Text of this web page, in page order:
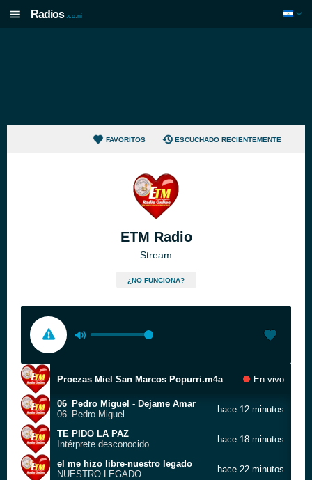
Radios .co.ni
FAVORITOS ESCUCHADO RECIENTEMENTE
ETM Radio
Stream
¿NO FUNCIONA?
Proezas Miel San Marcos Popurri.m4a En vivo
06_Pedro Miguel - Dejame Amar
06_Pedro Miguel
hace 12 minutos
TE PIDO LA PAZ
Intérprete desconocido
hace 18 minutos
el me hizo libre-nuestro legado
NUESTRO LEGADO
hace 22 minutos